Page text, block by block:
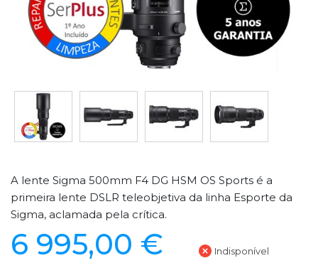
A lente Sigma 500mm F4 DG HSM OS Sports é a
primeira lente DSLR teleobjetiva da linha Esporte da
Sigma, aclamada pela crítica.
6 995,00 € Indisponível